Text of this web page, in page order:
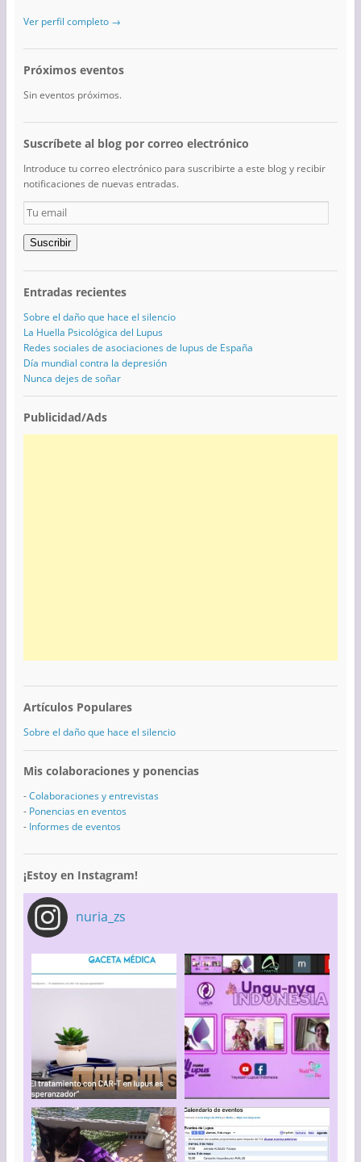
Ver perfil completo →
Próximos eventos
Sin eventos próximos.
Suscríbete al blog por correo electrónico
Introduce tu correo electrónico para suscribirte a este blog y recibir
notificaciones de nuevas entradas.
Tu
email
Suscribir
Entradas recientes
Sobre el daño que hace el silencio
La Huella Psicológica del Lupus
Redes sociales de asociaciones de lupus de España
Día mundial contra la depresión
Nunca dejes de soñar
Publicidad/Ads
Artículos Populares
Sobre el daño que hace el silencio
Mis colaboraciones y ponencias
-Colaboraciones y entrevistas
- Ponencias en eventos
- Informes de eventos
¡Estoy en Instagram!
nuria_zs